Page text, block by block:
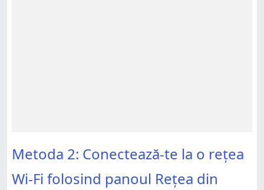
Metoda 2: Conectează-te la o rețea
Wi-Fi folosind panoul Rețea din